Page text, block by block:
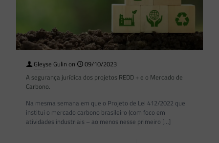
Gleyse Gulin on
09/10/2023
A segurança jurídica dos projetos REDD + e o Mercado de
Carbono.
Na mesma semana em que o Projeto de Lei 412/2022 que
institui o mercado carbono brasileiro (com foco em
atividades industriais – ao menos nesse primeiro […]